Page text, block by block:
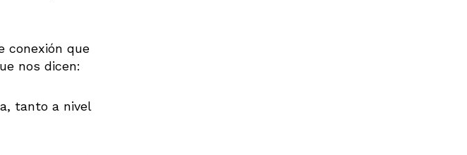
conexión que
nos dicen:
tanto a nivel